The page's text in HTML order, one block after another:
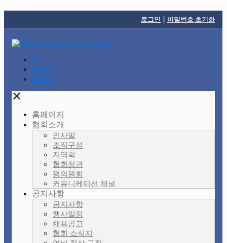
로그인 | 비밀번호 초기화
Item 1
Item 2
Item 3
✕
홈페이지
협회소개
인사말
조직구성
지역회
협회정관
평의원회
커뮤니케이션 채널
공지사항
공지사항
행사일정
채용공고
협회 소식지